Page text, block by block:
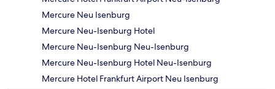
Mercure Neu Isenburg
Mercure Neu-Isenburg Hotel
Mercure Neu-Isenburg Neu-Isenburg
Mercure Neu-Isenburg Hotel Neu-Isenburg
Mercure Hotel Frankfurt Airport Neu Isenburg